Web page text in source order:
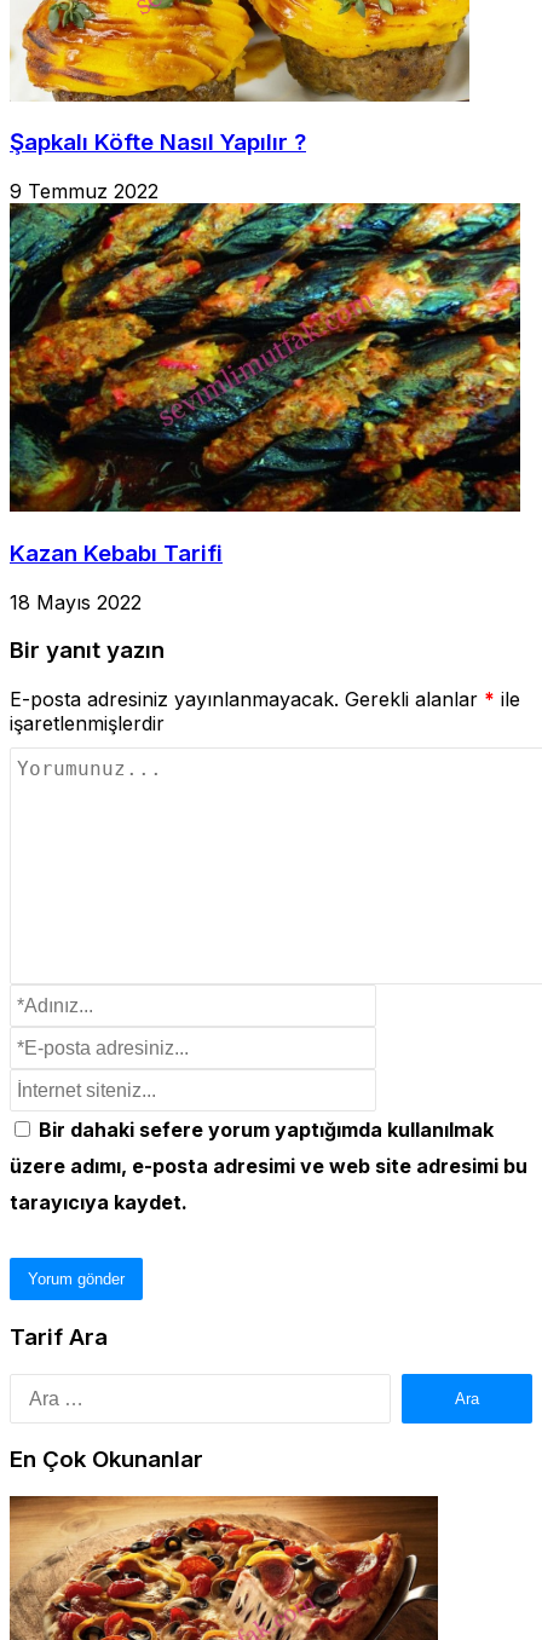
Şapkalı Köfte Nasıl Yapılır ?
9 Temmuz 2022
Kazan Kebabı Tarifi
18 Mayıs 2022
Bir yanıt yazın
E-posta adresiniz yayınlanmayacak. Gerekli alanlar * ile
işaretlenmişlerdir
Bir dahaki sefere yorum yaptığımda kullanılmak
üzere adımı, e-posta adresimi ve web site adresimi bu
tarayıcıya kaydet.
Tarif Ara
Arama:
En Çok Okunanlar